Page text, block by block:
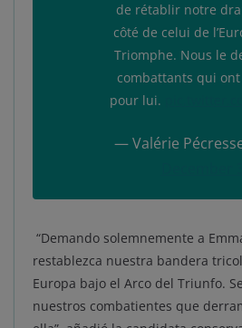
de rétablir notre
côté de celui de
Triomphe. Nous le
combattants qui
pour lui.
— Valérie
“Demando solemnemente a
restablezca nuestra bandera
Europa bajo el Arco del Triunfo.
nuestros combatientes que